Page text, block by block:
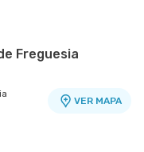
Freguesia
VER MAPA